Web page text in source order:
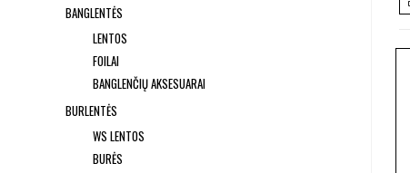
BANGLENTĖS
LENTOS
FOILAI
BANGLENČIŲ AKSESUARAI
BURLENTĖS
WS LENTOS
BURĖS